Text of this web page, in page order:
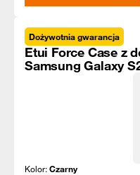
Dożywotnia gwarancja
Etui Force Case z
Samsung Galaxy
Kolor:Czarny